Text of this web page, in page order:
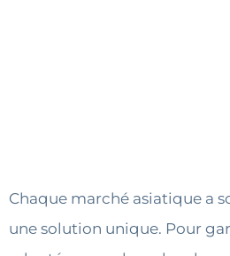
Chaque marché asiatique a
une solution unique. Pour